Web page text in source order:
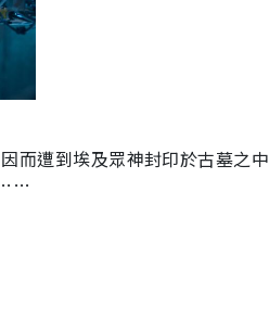
而遭到埃及眾神封印於古墓之中